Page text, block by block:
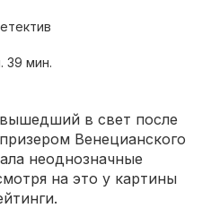
39 мин.
в свет после
Венецианского
неоднозначные
на это у картины